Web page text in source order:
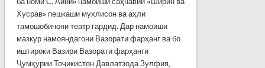
Хусрав» пешкаши мухлисон ва аҳли
тамошобинони театр гардид. Дар намоиши
мазкур намояндагони Вазорати фарҳанг ва бо
иштироки Вазири Вазорати фарҳанги
Ҷумҳурии Тоҷикистон Давлатзода Зулфия,